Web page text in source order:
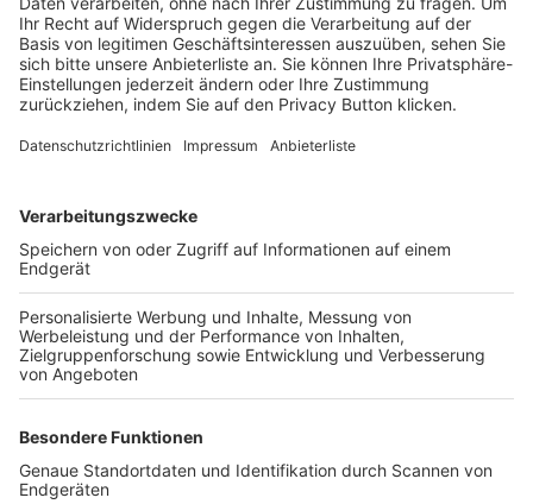
Trainerbörse
Login SpielPlus
FOLGE DEM BFV
TOP-VEREINE
TOP-PARTNER